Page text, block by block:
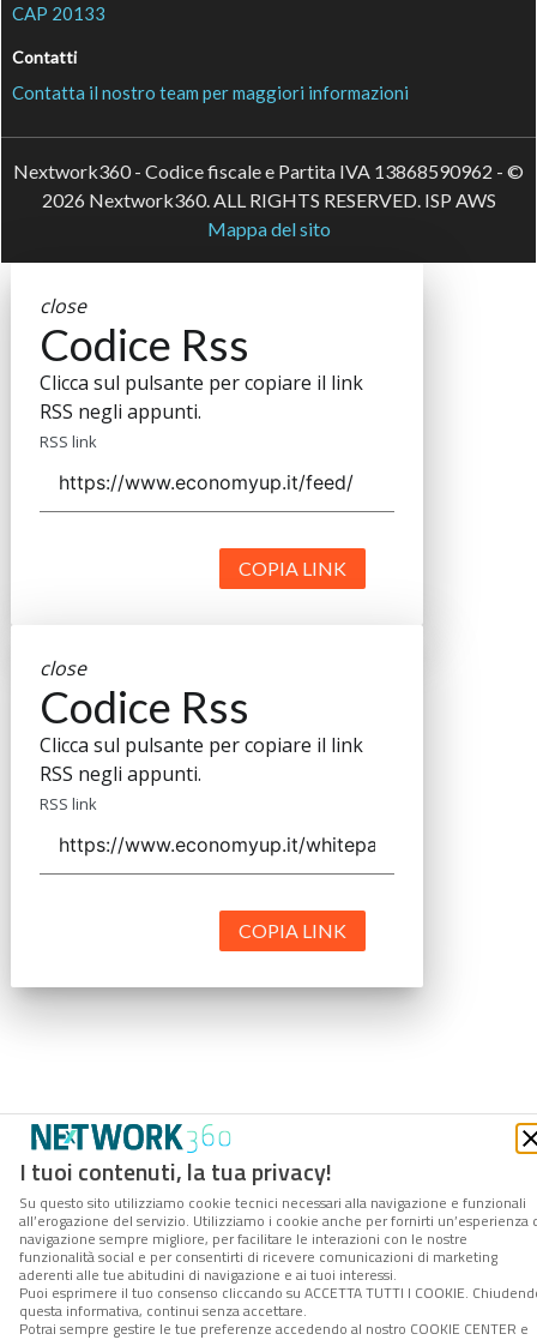
I tuoi contenuti, la tua privacy!
Su questo sito utilizziamo cookie tecnici necessari alla navigazione e funzionali
all’erogazione del servizio. Utilizziamo i cookie anche per fornirti un’esperienza
navigazione sempre migliore, per facilitare le interazioni con le nostre
funzionalità social e per consentirti di ricevere comunicazioni di marketing
aderenti alle tue abitudini di navigazione e ai tuoi interessi.
Puoi esprimere il tuo consenso cliccando su ACCETTA TUTTI I COOKIE.
questa informativa, continui senza accettare.
Potrai sempre gestire le tue preferenze accedendo al nostro COOKIE CENTER e
CAP 20133
Contatti
Contatta il nostro team per maggiori informazioni
Nextwork360 - Codice fiscale e Partita IVA 13868590962 - ©
2026 Nextwork360. ALL RIGHTS RESERVED. ISP AWS
Mappa del sito
close
Codice Rss
Clicca sul pulsante per copiare il link
RSS negli appunti.
RSS link
COPIA LINK
close
Codice Rss
Clicca sul pulsante per copiare il link
RSS negli appunti.
RSS link
COPIA LINK